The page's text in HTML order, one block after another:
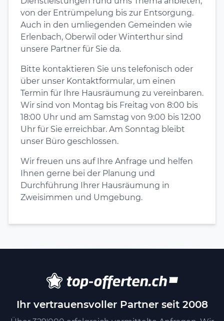
von der Entrümpelung bis zur Entsorgung.
Auch in den umliegenden Gemeinden wie
Erlenbach, Oberwil oder Winterthur sind
unsere Partner für Sie da.
Bitte kontaktieren Sie uns telefonisch oder
über unser Kontaktformular, um einen
Termin für Ihre Hausräumung zu vereinbaren.
Wir sind von Montag bis Freitag von 8:00 bis
18:00 Uhr und am Samstag von 9:00 bis 12:00
Uhr für Sie erreichbar. Am Sonntag bleibt
unser Büro geschlossen.
Wir freuen uns auf Ihre Anfrage und helfen
Ihnen gerne bei der Planung und
Durchführung Ihrer Hausräumung in
Zweisimmen und Umgebung.
Ihr vertrauensvoller Partner seit 2008